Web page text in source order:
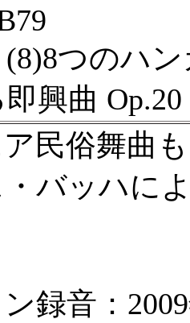
つのハン
即興曲 Op.20
民俗舞曲
バッハに
録音：